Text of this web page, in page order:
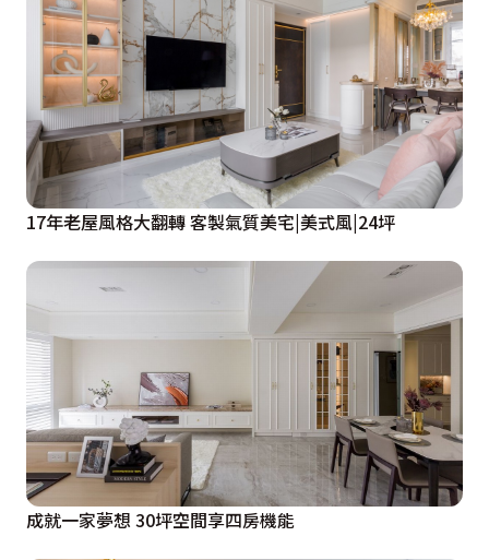
17年老屋風格大翻轉 客製氣質美宅|美式風|24坪
成就一家夢想 30坪空間享四房機能